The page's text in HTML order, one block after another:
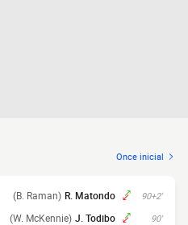
Once inicial
90+2'
R. Matondo
(B. Raman)
90'
J. Todibo
(W. McKennie)